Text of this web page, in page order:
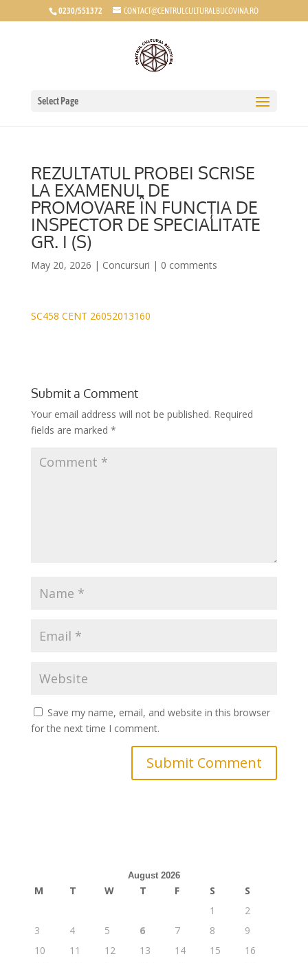
0230/551372 CONTACT@CENTRULCULTURALBUCOVINA.RO
Select Page
REZULTATUL PROBEI SCRISE
LA EXAMENUL DE
PROMOVARE ÎN FUNCȚIA DE
INSPECTOR DE SPECIALITATE
GR. I (S)
May 20, 2026 | Concursuri | 0 comments
SC458 CENT 26052013160
Submit a Comment
Your email address will not be published. Required
fields are marked *
Save my name, email, and website in this browser
for the next time I comment.
August 2026
M T W T F S
S
1
2
3
4 5 6 7 8
9
10
11 12 13 14 15
16